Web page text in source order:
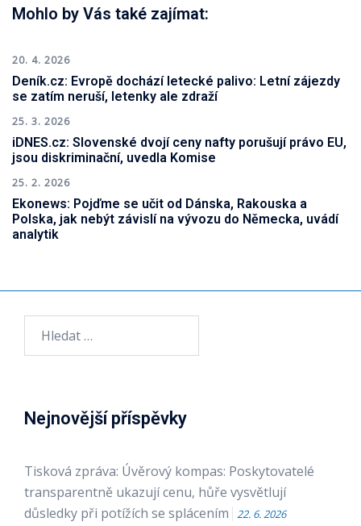
Mohlo by Vás také zajímat:
20. 4. 2026
Deník.cz: Evropě dochází letecké palivo: Letní zájezdy
se zatím neruší, letenky ale zdraží
25. 3. 2026
iDNES.cz: Slovenské dvojí ceny nafty porušují právo EU,
jsou diskriminační, uvedla Komise
25. 2. 2026
Ekonews: Pojďme se učit od Dánska, Rakouska a
Polska, jak nebýt závislí na vývozu do Německa, uvádí
analytik
Nejnovější příspěvky
Tisková zpráva: Úvěrový kompas: Poskytovatelé
transparentně ukazují cenu, hůře vysvětlují
důsledky při potížích se splácením
22. 6. 2026